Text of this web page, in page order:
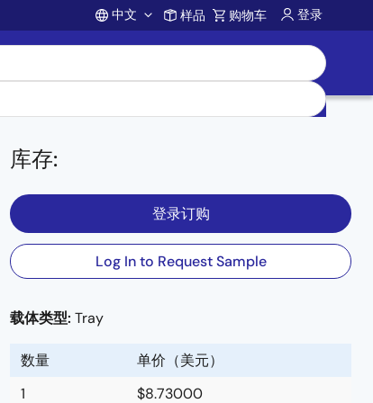
Account
中文 样品 购物车 登录
库存:
登录订购
Log In to Request Sample
载体类型: Tray
数量
单价（美元）
1
$8.73000